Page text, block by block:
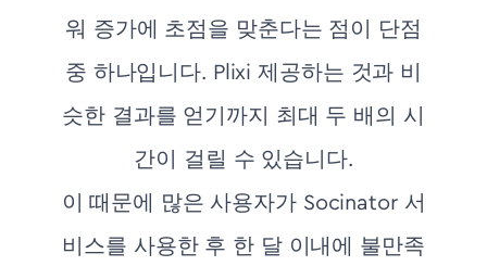
워 증가에 초점을 맞춘다는 점이 단점
중 하나입니다. Plixi 제공하는 것과 비
슷한 결과를 얻기까지 최대 두 배의 시
간이 걸릴 수 있습니다.
이 때문에 많은 사용자가 Socinator 서
비스를 사용한 후 한 달 이내에 불만족